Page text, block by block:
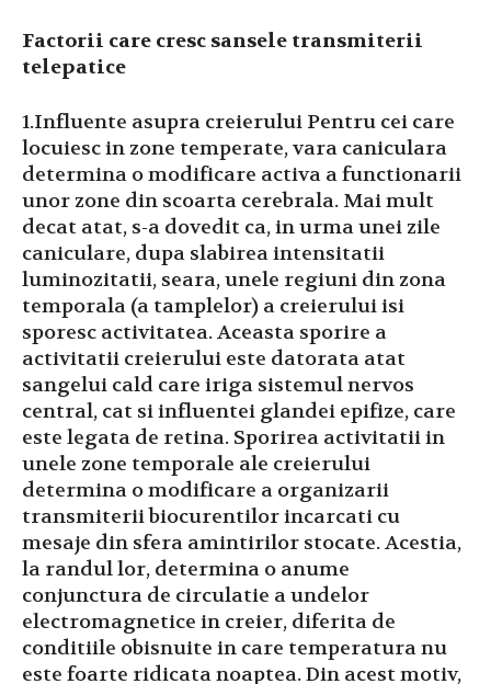
Factorii care cresc sansele transmiterii
telepatice
1.Influente asupra creierului Pentru cei care
locuiesc in zone temperate, vara caniculara
determina o modificare activa a functionarii
unor zone din scoarta cerebrala. Mai mult
decat atat, s-a dovedit ca, in urma unei zile
caniculare, dupa slabirea intensitatii
luminozitatii, seara, unele regiuni din zona
temporala (a tamplelor) a creierului isi
sporesc activitatea. Aceasta sporire a
activitatii creierului este datorata atat
sangelui cald care iriga sistemul nervos
central, cat si influentei glandei epifize, care
este legata de retina. Sporirea activitatii in
unele zone temporale ale creierului
determina o modificare a organizarii
transmiterii biocurentilor incarcati cu
mesaje din sfera amintirilor stocate. Acestia,
la randul lor, determina o anume
conjunctura de circulatie a undelor
electromagnetice in creier, diferita de
conditiile obisnuite in care temperatura nu
este foarte ridicata noaptea. Din acest motiv,